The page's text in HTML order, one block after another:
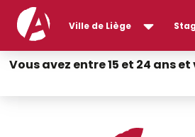
Ville de Liège
Vous avez entre 15 et 24 ans